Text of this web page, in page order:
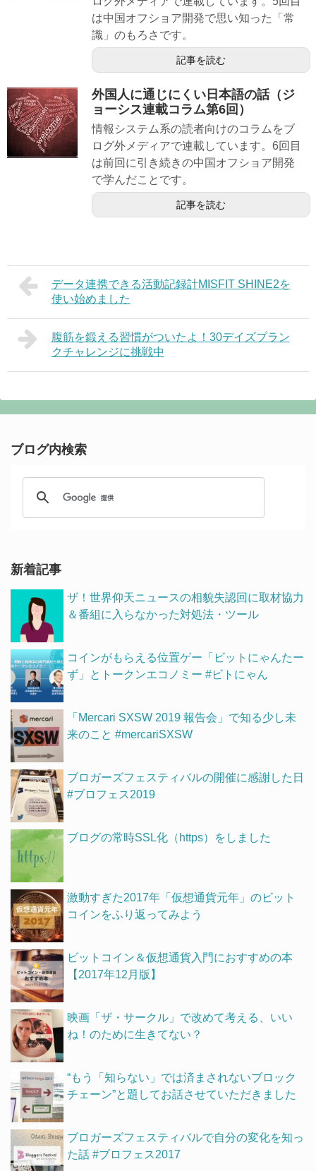
は中国オフショア開発で思い知った「常
識」のもろさです。
記事を読む
外国人に通じにくい日本語の話（ジ
ョーシス連載コラム第6回）
情報システム系の読者向けのコラムをブ
ログ外メディアで連載しています。6回目
は前回に引き続きの中国オフショア開発
で学んだことです。
記事を読む
データ連携できる活動記録計MISFIT SHINE2を
使い始めました
腹筋を鍛える習慣がついたよ！30デイズプラン
クチャレンジに挑戦中
ブログ内検索
新着記事
ザ！世界仰天ニュースの相貌失認回に取材協力
＆番組に入らなかった対処法・ツール
コインがもらえる位置ゲー「ビットにゃんたー
ず」とトークンエコノミー #ビトにゃん
「Mercari SXSW 2019 報告会」で知る少し未
来のこと #mercariSXSW
ブロガーズフェスティバルの開催に感謝した日
#ブロフェス2019
ブログの常時SSL化（https）をしました
激動すぎた2017年「仮想通貨元年」のビット
コインをふり返ってみよう
ビットコイン＆仮想通貨入門におすすめの本
【2017年12月版】
映画「ザ・サークル」で改めて考える、いい
ね！のために生きてない？
“もう「知らない」では済まされないブロック
チェーン”と題してお話させていただきました
ブロガーズフェスティバルで自分の変化を知っ
た話 #ブロフェス2017